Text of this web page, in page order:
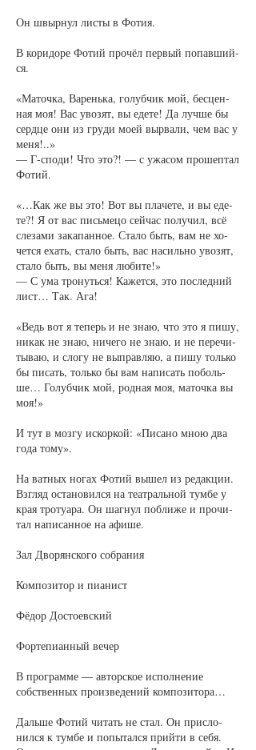
Он швыр­нул ли­с­ты в Фо­тия.
В ко­ри­до­ре Фо­тий про­чёл пер­вый по­пав­ший­
ся.
«Ма­точ­ка, Ва­рень­ка, го­луб­чик мой, бес­цен­
ная моя! Вас уво­зят, вы еде­те! Да луч­ше бы
серд­це они из гру­ди мо­ей вы­рва­ли, чем вас у
ме­ня!..»
— Г-спо­ди! Что это?! — с ужа­сом про­шеп­тал
Фо­тий.
«…Как же вы это! Вот вы пла­че­те, и вы еде­
те?! Я от вас пись­ме­цо сей­час по­лу­чил, всё
сле­за­ми за­ка­пан­ное. Ста­ло быть, вам не хо­
чет­ся ехать, ста­ло быть, вас на­силь­но уво­зят,
ста­ло быть, вы ме­ня лю­би­те!»
— С ума тро­нуть­ся! Ка­жет­ся, это по­след­ний
лист… Так. Ага!
«Ведь вот я те­перь и не знаю, что это я пи­шу,
ни­как не знаю, ни­че­го не знаю, и не пе­ре­чи­
ты­ваю, и сло­гу не вы­прав­ляю, а пи­шу толь­ко
бы пи­сать, толь­ко бы вам на­пи­сать по­боль­
ше… Го­луб­чик мой, род­ная моя, ма­точ­ка вы
моя!»
И тут в моз­гу ис­кор­кой: «Пи­са­но мною два
го­да то­му».
На ват­ных но­гах Фо­тий вы­шел из ре­дак­ции.
Взгляд оста­но­вил­ся на те­ат­раль­ной тум­бе у
края тро­туа­ра. Он шаг­нул по­бли­же и про­чи­
тал на­пи­сан­ное на афи­ше.
Зал Дво­рян­ско­го со­бра­ния
Ком­по­зи­тор и пи­а­нист
Фёдор До­сто­ев­ский
Фор­те­пи­ан­ный ве­чер
В про­грам­ме — ав­тор­ское ис­пол­не­ние
собст­вен­ных про­из­ве­де­ний ком­по­зи­то­ра…
Даль­ше Фо­тий чи­тать не стал. Он при­сло­
нил­ся к тум­бе и по­пы­тал­ся прий­ти в се­бя.